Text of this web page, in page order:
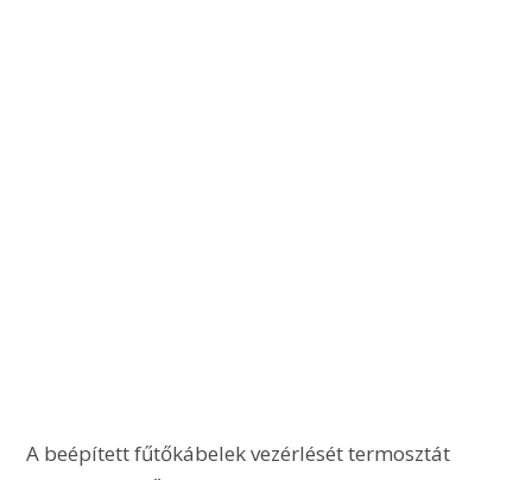
A beépített fűtőkábelek vezérlését termosztát